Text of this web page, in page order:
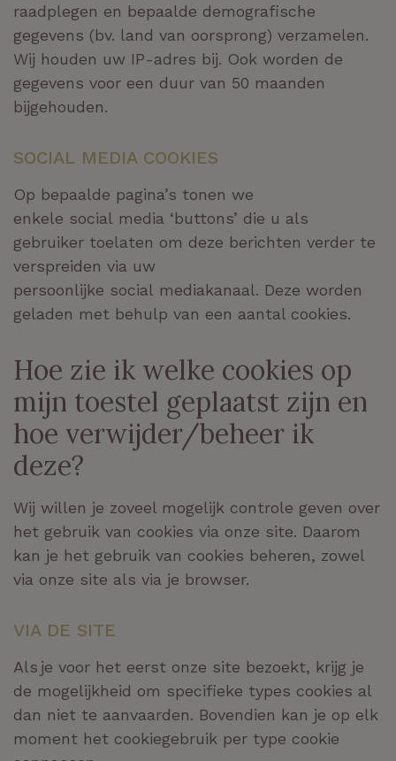
raadplegen en bepaalde demografische
gegevens (bv. land van oorsprong) verzamelen.
Wij houden uw IP-adres bij. Ook worden de
gegevens voor een duur van 50 maanden
bijgehouden.
SOCIAL MEDIA COOKIES
Op bepaalde pagina’s tonen we
enkele social media ‘buttons’ die u als
gebruiker toelaten om deze berichten verder te
verspreiden via uw
persoonlijke social mediakanaal. Deze worden
geladen met behulp van een aantal cookies.
Hoe zie ik welke cookies op
mijn toestel geplaatst zijn en
hoe verwijder/beheer ik
deze?
Wij willen je zoveel mogelijk controle geven over
het gebruik van cookies via onze site. Daarom
kan je het gebruik van cookies beheren, zowel
via onze site als via je browser.
VIA DE SITE
Als je voor het eerst onze site bezoekt, krijg je
de mogelijkheid om specifieke types cookies al
dan niet te aanvaarden. Bovendien kan je op elk
moment het cookiegebruik per type cookie